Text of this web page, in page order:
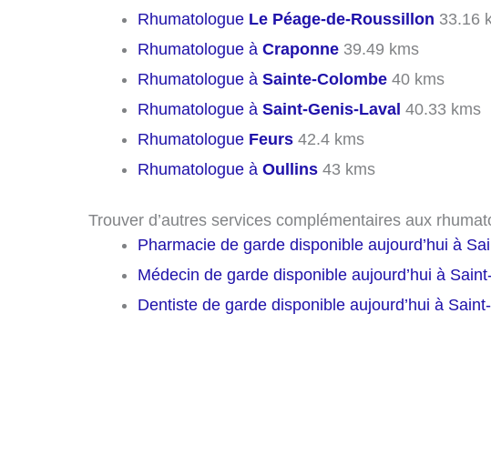
Rhumatologue Le Péage-de-Roussillon 33.16
Rhumatologue à Craponne 39.49 kms
Rhumatologue à Sainte-Colombe 40 kms
Rhumatologue à Saint-Genis-Laval 40.33 kms
Rhumatologue Feurs 42.4 kms
Rhumatologue à Oullins 43 kms
Trouver d’autres services complémentaires aux
Pharmacie de garde disponible aujourd’hui à
Médecin de garde disponible aujourd’hui à
Dentiste de garde disponible aujourd’hui à